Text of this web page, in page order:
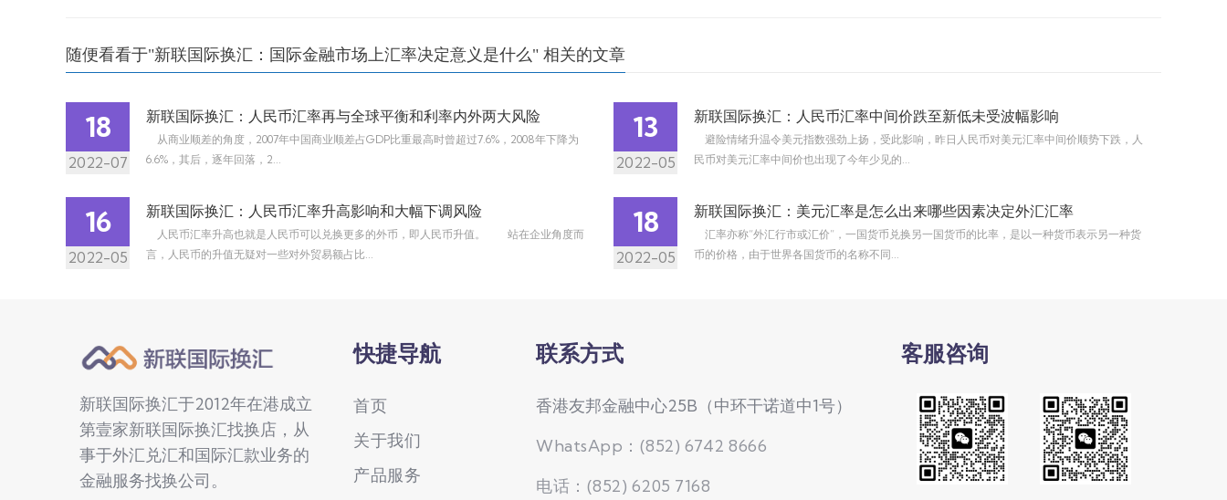
随便看看于"新联国际换汇：国际金融市场上汇率决定意义是什么" 相关的文章
18
2022-07
新联国际换汇：人民币汇率再与全球平衡和利率内外两大风险
从商业顺差的角度，2007年中国商业顺差占GDP比重最高时曾超过7.6%，2008年下降为
6.6%，其后，逐年回落，2...
13
2022-05
新联国际换汇：人民币汇率中间价跌至新低未受波幅影响
避险情绪升温令美元指数强劲上扬，受此影响，昨日人民币对美元汇率中间价顺势下跌，人
民币对美元汇率中间价也出现了今年少见的...
16
2022-05
新联国际换汇：人民币汇率升高影响和大幅下调风险
人民币汇率升高也就是人民币可以兑换更多的外币，即人民币升值。 站在企业角度而
言，人民币的升值无疑对一些对外贸易额占比...
18
2022-05
新联国际换汇：美元汇率是怎么出来哪些因素决定外汇汇率
汇率亦称“外汇行市或汇价”，一国货币兑换另一国货币的比率，是以一种货币表示另一种货
币的价格，由于世界各国货币的名称不同...
新联国际换汇于2012年在港成立
第壹家新联国际换汇找换店，从
事于外汇兑汇和国际汇款业务的
金融服务找换公司。
快捷导航
首页
关于我们
产品服务
联系方式
香港友邦金融中心25B（中环干诺道中1号）
WhatsApp：(852) 6742 8666
电话：(852) 6205 7168
客服咨询